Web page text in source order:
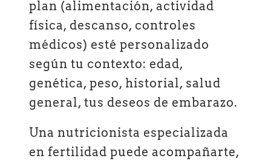
plan (alimentación, actividad
física, descanso, controles
médicos) esté personalizado
según tu contexto: edad,
genética, peso, historial, salud
general, tus deseos de embarazo.
Una nutricionista especializada
en fertilidad puede acompañarte,